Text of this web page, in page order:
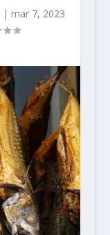
| mar 7, 2023